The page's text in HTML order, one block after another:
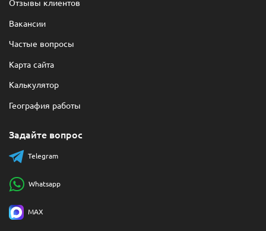
Отзывы клиентов
Вакансии
Частые вопросы
Карта сайта
Калькулятор
География работы
Задайте вопрос
Telegram
Whatsapp
MAX